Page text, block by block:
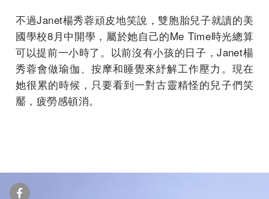
不過Janet楊秀蓉頑皮地笑說，雙胞胎兒子就讀的美
國學校8月中開學，屬於她自己的Me Time時光總算
可以提前一小時了。以前沒有小孩的日子，Janet楊
秀蓉會做瑜伽、按摩和睡覺來紓解工作壓力。現在
她很累的時候，只要看到一對古靈精怪的兒子們笑
靨，疲勞感頓消。